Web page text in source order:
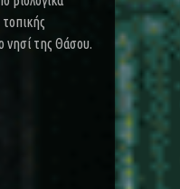
τοπικής
νησί της Θάσου.